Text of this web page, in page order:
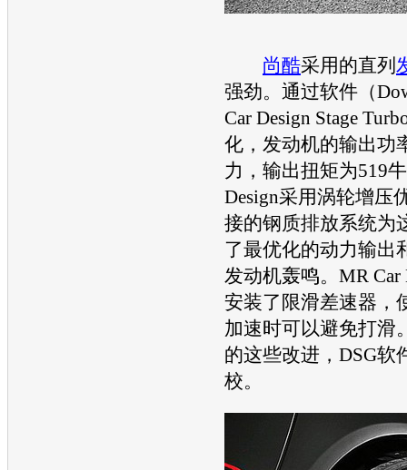
尚酷采用的直列
强劲。通过软件（
Car Design Stage
化， 发动机的输出功
力，输出扭矩为519
Design采用涡轮增压
接的钢质排放系统为
了最优化的动力输出
发动机轰鸣。MR Car
安装了限滑差速器，
加速时可以避免打滑
的这些改进，DSG软
校。